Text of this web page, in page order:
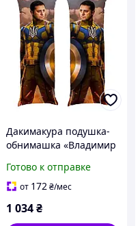
Дакимакура подушка-
обнимашка «Владимир
Украина» габардин
70х30 см
Готово к отправке
от 172 ₴/мес
1 034 ₴